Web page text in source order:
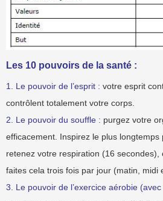
Les 10 pouvoirs de la santé :
1. Le pouvoir de l’esprit : votre esprit
contrôlent totalement votre corps.
2. Le pouvoir du souffle : purgez votre
efficacement. Inspirez le plus longtemps
retenez votre respiration (16 secondes),
faites cela trois fois par jour (matin, midi
3. Le pouvoir de l’exercice aérobie